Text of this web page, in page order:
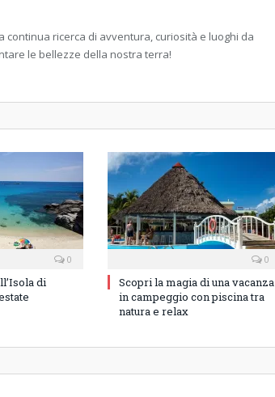
continua ricerca di avventura, curiosità e luoghi da
le bellezze della nostra terra!
0
di
0
Scopri la magia di una vacanza
in campeggio con piscina tra
natura e relax